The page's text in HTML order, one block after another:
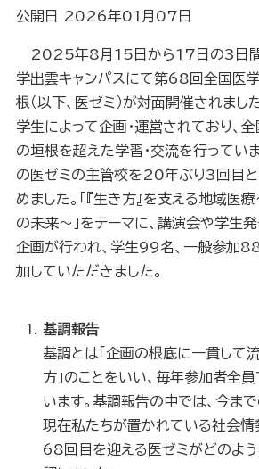
公開日 2026年01月07日
2025年8月15日から17日の3日間
学出雲キャンパスにて第68回全国医
根（以下、医ゼミ）が対面開催されまし
学生によって企画・運営されており、
の垣根を超えた学習・交流を行ってい
の医ゼミの主管校を20年ぶり3回目
めました。「『生き方』を支える地域医
の未来～」をテーマに、講演会や学生
企画が行われ、学生99名、一般参加
加していただきました。
基調報告
基調とは「企画の根底に一貫して
方」のことをいい、毎年参加者全
います。基調報告の中では、今まで
現在私たちが置かれている社会情
68回目を迎える医ゼミがどのよ